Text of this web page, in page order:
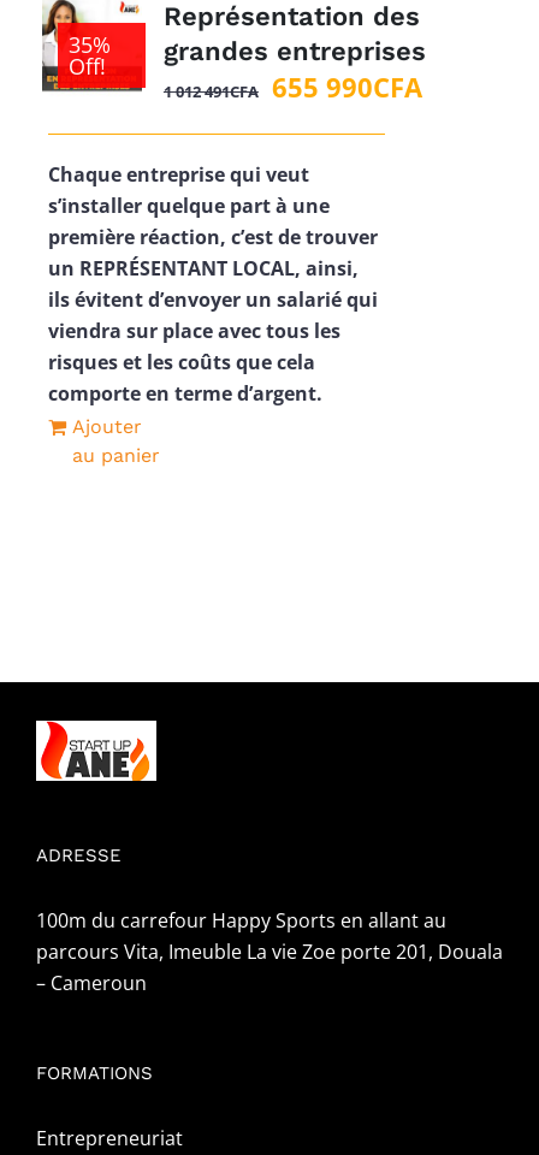
35%
Off!
Représentation des
grandes entreprises
1 012 491CFA
Le
était :
1
012
491CFA.
655 990CFALe
Chaque entreprise qui veut
s’installer quelque part à une
première réaction, c’est de trouver
un REPRÉSENTANT LOCAL, ainsi,
ils évitent d’envoyer un salarié qui
viendra sur place avec tous les
risques et les coûts que cela
comporte en terme d’argent.
Ajouter
au panier
ADRESSE
100m du carrefour Happy Sports en allant au
parcours Vita, Imeuble La vie Zoe porte 201, Douala
– Cameroun
FORMATIONS
Entrepreneuriat